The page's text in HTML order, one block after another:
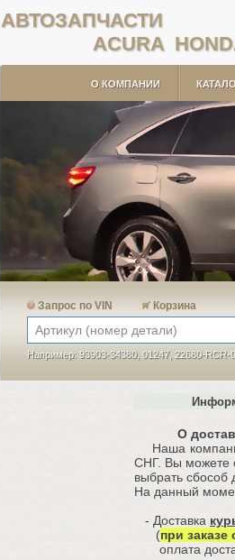
АВТОЗАПЧАСТИ
ACURA
О КОМПАНИИ
Запрос по VIN Корзина
Например: 93903-34380, 01247, 22680-RCR-
О
Наша
СНГ. Вы можете
выбрать сбособ
На данный
- Доставка
(при
оплата